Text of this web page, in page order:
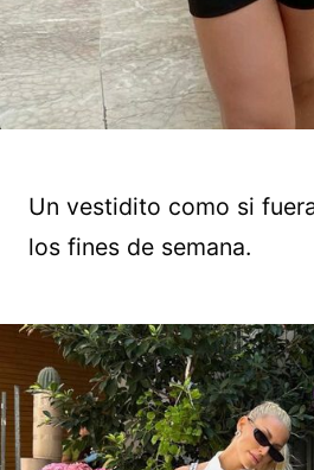
Un vestidito como si
los fines de semana.